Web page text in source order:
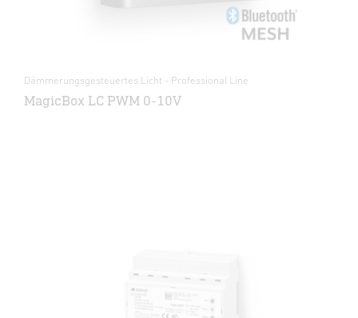
Dämmerungsgesteuertes Licht - Professional Line
MagicBox LC PWM 0-10V